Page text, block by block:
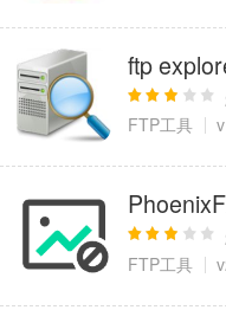
ftp
FTP工具
FTP工具